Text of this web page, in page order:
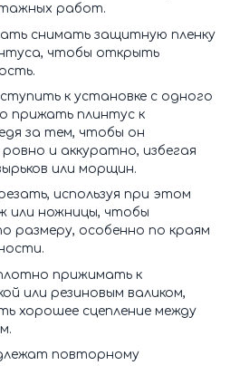
работ.
снимать защитную пленку
чтобы открыть
к установке с одного
прижать плинтус к
за тем, чтобы он
и аккуратно, избегая
или морщин.
используя при этом
или ножницы, чтобы
размеру, особенно по краям
прижимать к
или резиновым валиком,
хорошее сцепление между
повторному